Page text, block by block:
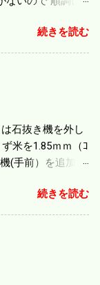
は約2ｍだから
実際は回転した
のバランスの問
。 というより買
手が出せ 無か
ら一度は乗って
りの100㎰で作
かるというのが
続きを読む
石抜き機を外し
米を1.85ｍｍ（ｺ
(手前）を追加す
。 後で選別するの
選別するやり方
今年は酒米30
袋出る。 1.85ｍ
続きを読む